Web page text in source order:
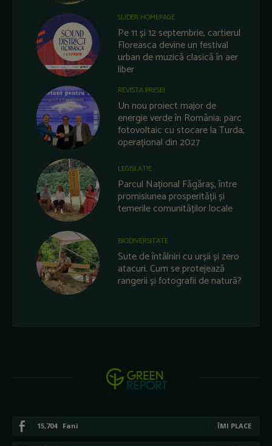
SLIDER HOMEPAGE
Pe 11 și 12 septembrie, cartierul
Floreasca devine un festival
urban de muzică clasică în aer
liber
REVISTA PRESEI
Un nou proiect major de
energie verde în România: parc
fotovoltaic cu stocare la Turda,
operațional din 2027
LEGISLATIE
Parcul Național Făgăraș, între
promisiunea prosperității și
temerile comunităților locale
BIODIVERSITATE
Sute de întâlniri cu urșii și zero
atacuri. Cum se protejează
rangerii și fotografii de natură?
15,704 Fani ÎMI PLACE